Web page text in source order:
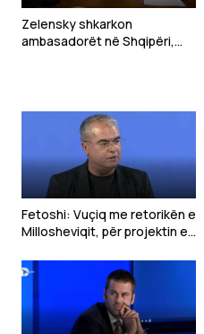
Zelensky shkarkon
ambasadorët në Shqipëri,
Fetoshi: Vuçiq me retorikën e
Millosheviqit, për projektin e